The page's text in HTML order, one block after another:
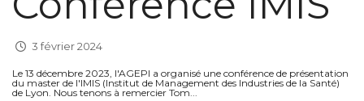
3 février 2024
Le 13 décembre 2023, l'AGEPI a organisé une conférence de présentation
du master de l'IMIS (Institut de Management des Industries de la Santé)
de Lyon. Nous tenons à remercier Tom...